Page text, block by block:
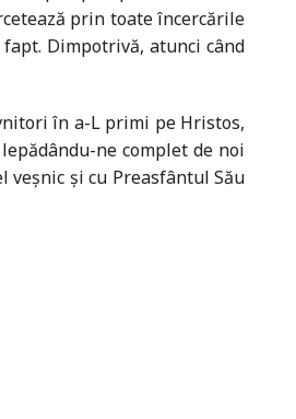
prin toate încercările
Dimpotrivă, atunci când
în a-L primi pe Hristos,
ne complet de noi
veșnic și cu Preasfântul Său